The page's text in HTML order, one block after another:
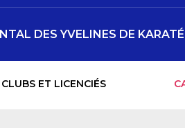
CLUBS ET LICENCIÉS
DES YVELINES DE